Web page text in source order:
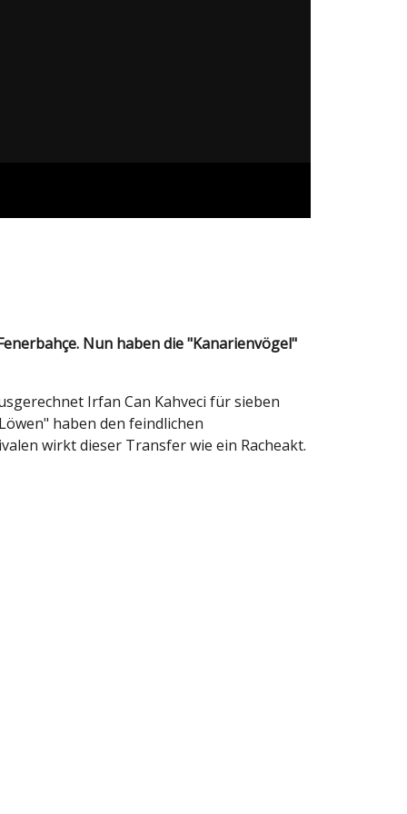
Irfan Can Kahveci für sieben
haben den feindlichen
wirkt dieser Transfer wie ein Racheakt.